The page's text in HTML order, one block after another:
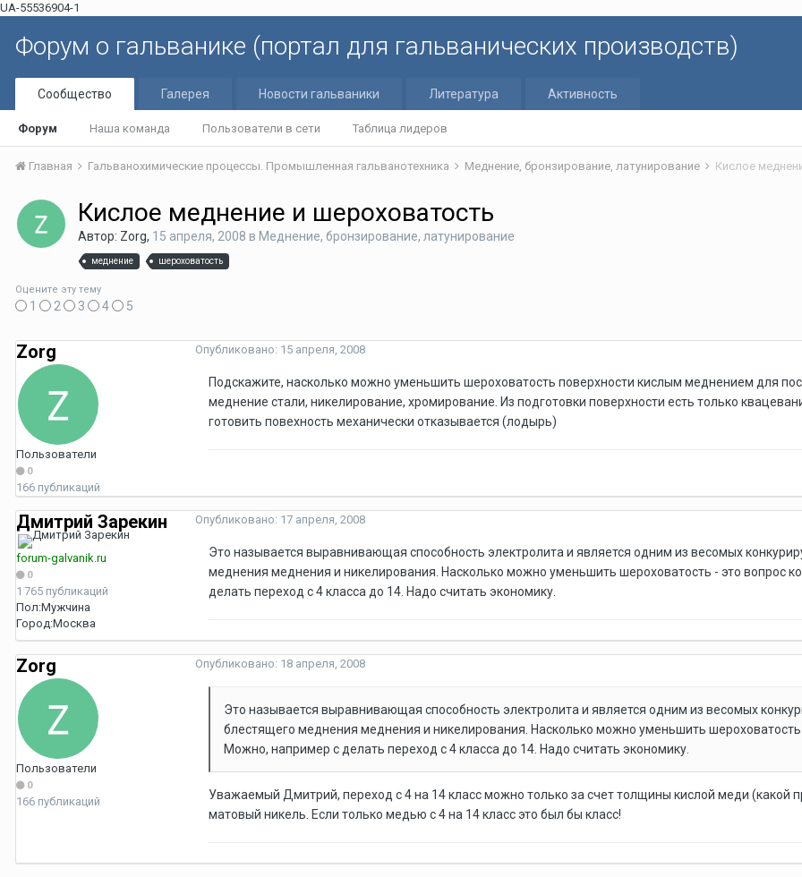
UA-55536904-1
Форум о гальванике (портал для гальванических производств)
Сообщество
Форум Наша команда Пользователи в сети Таблица лидеров
Галерея Новости гальваники Литература Активность
Главная Гальванохимические процессы. Промышленная гальванотехника Меднение, бронзирование, латунирование Кислое
Кислое меднение и шероховатость
Автор: Zorg, 15 апреля, 2008 в Меднение, бронзирование, латунирование
меднение шероховатость
Оцените эту тему
1 2 3 4 5
Zorg
Пользователи
0
166 публикаций
Опубликовано: 15 апреля, 2008
Подскажите, насколько можно уменьшить шероховатость поверхности кислым меднением для
меднение стали, никелирование, хромирование. Из подготовки поверхности есть только
готовить повехность механически отказывается (лодырь)
Дмитрий Зарекин
forum-galvanik.ru
0
1 765 публикаций
Пол:Мужчина
Город:Москва
Опубликовано: 17 апреля, 2008
Это называется выравнивающая способность электролита и является одним из весомых
меднения меднения и никелирования. Насколько можно уменьшить шероховатость - это вопрос
делать переход с 4 класса до 14. Надо считать экономику.
Zorg
Пользователи
0
166 публикаций
Опубликовано: 18 апреля, 2008
Это называется выравнивающая способность электролита и является одним из весомых
блестящего меднения меднения и никелирования. Насколько можно уменьшить
Можно, например с делать переход с 4 класса до 14. Надо считать экономику.
Уважаемый Дмитрий, переход с 4 на 14 класс можно только за счет толщины кислой меди (какой
матовый никель. Если только медью с 4 на 14 класс это был бы класс!